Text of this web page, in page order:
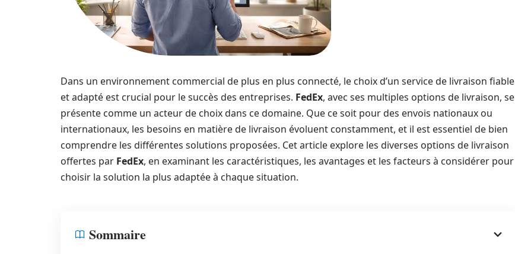
Dans un environnement commercial de plus en plus connecté, le choix d’un service de livraison fiable
et adapté est crucial pour le succès des entreprises. FedEx, avec ses multiples options de livraison, se
présente comme un acteur de choix dans ce domaine. Que ce soit pour des envois nationaux ou
internationaux, les besoins en matière de livraison évoluent constamment, et il est essentiel de bien
comprendre les différentes solutions proposées. Cet article explore les diverses options de livraison
offertes par FedEx, en examinant les caractéristiques, les avantages et les facteurs à considérer pour
choisir la solution la plus adaptée à chaque situation.
Sommaire